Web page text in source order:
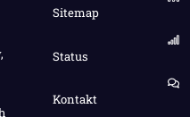
Sitemap
Status
Kontakt